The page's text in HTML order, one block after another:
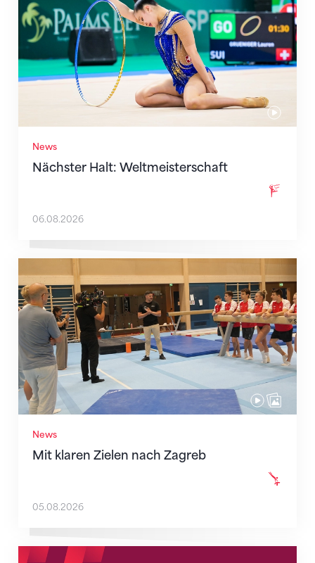
News
Nächster Halt: Weltmeisterschaft
06.08.2026
News
Mit klaren Zielen nach Zagreb
Mit klaren Zielen nach Zagreb
05.08.2026
Neue Empfangszeiten ab 1. August 2026